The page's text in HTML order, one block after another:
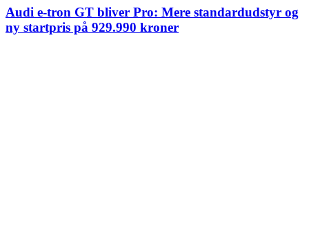
Audi e-tron GT bliver Pro: Mere standardudstyr og
ny startpris på 929.990 kroner